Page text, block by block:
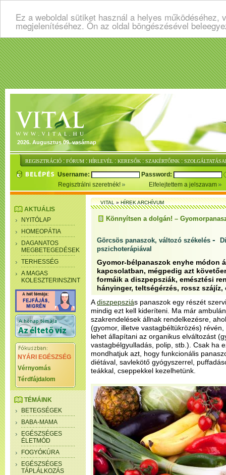
Ez a weboldal sütiket használ a helyes
megjelenítéséhez. Ön az oldal böngészésével
2026. Augusztus 09. vasárnap
REGISZTRÁCIÓ : FÓRUM : HÍRLEVÉL : KERESŐK : SZAKÉRTŐINK :
Username:
Password:
Regisztrálni szeretnék!
Elfelejtettem a jelszavam
AKTUÁLIS
NYITÓLAP
HOMEOPÁTIA
DAGANATOS
MEGBETEGEDÉSEK
TERHESSÉG
A MAGAS
KOLESZTERINSZINT
NYÁRI EGÉSZSÉG
Vérnyomás
Térdfájdalom
TÉMÁINK
BETEGSÉGEK
BABA-MAMA
EGÉSZSÉGES
ÉLETMÓD
FOGYÓKÚRA
EGÉSZSÉGES
TÁPLÁLKOZÁS
VITAL»HÍREK ARCHÍVUM
Könnyítsen a dolgán! –
Görcsös panaszok, változó székelés -
pszichoterápiával
Gyomor-bélpanaszok enyhe módon
kapcsolatban, mégpedig azt
formáik a diszpepsziák, emésztési
hányinger, teltségérzés, rossz
Adiszpepsziás panaszok egy részét
mindig ezt kell kideríteni. Ma már
szakrendelések állnak rendelkezésre,
(gyomor, illetve vastagbéltükrözés)
lehet állapítani az organikus elváltozást
vastagbélgyulladás, polip, stb.). Csak ha
mondhatjuk azt, hogy funkcionális
diétával, savlekötő gyógyszerrel,
teákkal, cseppekkel kezelhetünk.